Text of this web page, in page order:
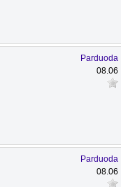
Parduoda
08.06
Parduoda
08.06